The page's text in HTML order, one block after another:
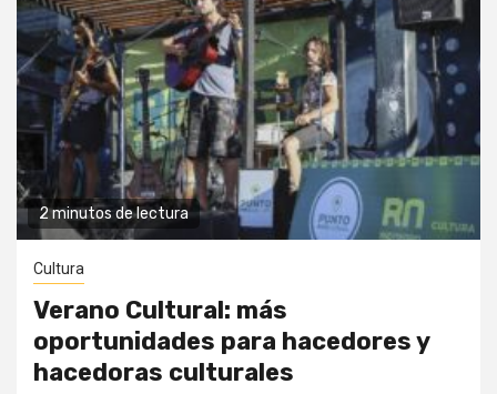
2 minutos de lectura
Cultura
Verano Cultural: más
oportunidades para hacedores y
hacedoras culturales